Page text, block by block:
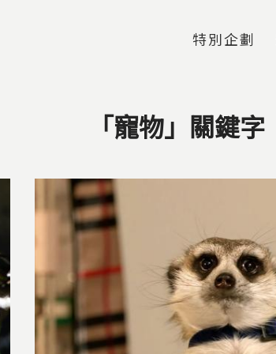
特別企劃
「寵物」關鍵字